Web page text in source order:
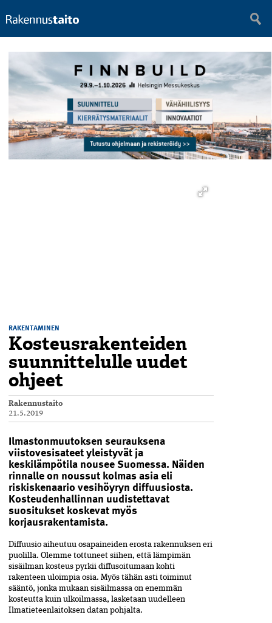
RAKENTAMINEN
Kosteusrakenteiden
suunnittelulle uudet
ohjeet
Rakennustaito
21.5.2019
Ilmastonmuutoksen seurauksena
viistovesisateet yleistyvät ja
keskilämpötila nousee Suomessa. Näiden
rinnalle on noussut kolmas asia eli
riskiskenaario vesihöyryn diffuusiosta.
Kosteudenhallinnan uudistettavat
suositukset koskevat myös
korjausrakentamista.
Diffuusio aiheutuu osapaineiden erosta rakennuksen eri
puolilla. Olemme tottuneet siihen, että lämpimän
sisäilman kosteus pyrkii diffusoitumaan kohti
rakenteen uloimpia osia. Myös tähän asti toiminut
sääntö, jonka mukaan sisäilmassa on enemmän
kosteutta kuin ulkoilmassa, lasketaan uudelleen
Ilmatieteenlaitoksen datan pohjalta.